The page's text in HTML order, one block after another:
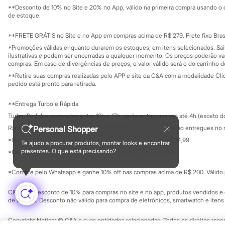
Sonic
Stitch
Kits
Perfumes árabes
Novidades
Cabelos
Condicionador
Escovas e Pentes
Finalizadores
Shampoo
Tratamento
Cuidados com o corpo
Hidratante
Protetor solar
Tratamento
Cuidados com o rosto
Hidratante
Protetor solar
Tônicos
Maquiagens
Base
Batom
Personal Shopper
Te ajudo a procurar produtos, montar looks e encontrar
presentes. O que está precisando?
Mapa do site
Investidores
Privacidade
Configuração de cookies
Minha privacidade
Governança
Educação
Formas de pagamento
**Desconto de 10% no Site e 20% no App, válido na primeira compra usando
de estoque.
**FRETE GRÁTIS no Site e no App em compras acima de R$ 279. Frete fixo
*Promoções válidas enquanto durarem os estoques, em itens selecionados.
ilustrativas e podem ser encerradas a qualquer momento. Os preços poderão
compras. Em caso de divergências de preços, o valor válido será o do carrinho
**Retire suas compras realizadas pelo APP e site da C&A com a modalidade
pedido está pronto para retirada.
**Entrega Turbo e Rápida
Turbo: Pedidos aprovados entre 10h e 17h, serão entregues em até 4h (exceto
Rápida: Pedidos com os pagamentos aprovados até as 10h, serão entregues
*O valor do frete para o turbo é R$ 24,99 e para a rápida é R$ 14,99.
*Essa condição ainda não estará disponível em todas as lojas.
*Compre pelo Whatsapp e ganhe 10% off nas compras acima de R$ 200.
C&A Pay: desconto de 10% para compras no site e no app, produtos vendidos
de R$ 400. Desconto não válido para compra de eletrônicos, smartwatch e
Copyright Notice: © C&A e suas entidades relacionadas. Todos os direitos